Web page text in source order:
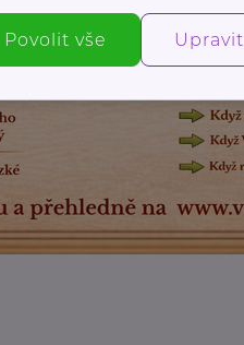
Povolit vše Upravit